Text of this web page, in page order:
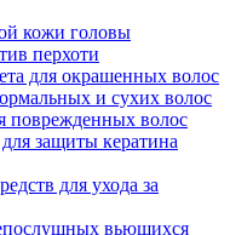
кожи головы
перхоти
для окрашенных волос
и сухих волос
поврежденных волос
защиты кератина
для ухода за
вьющихся